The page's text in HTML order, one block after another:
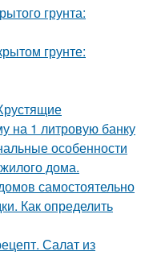
грунта:
грунте:
на 1 литровую банку
особенности
дома.
самостоятельно
Как определить
Салат из